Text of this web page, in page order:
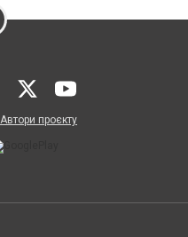
Автори проєкту